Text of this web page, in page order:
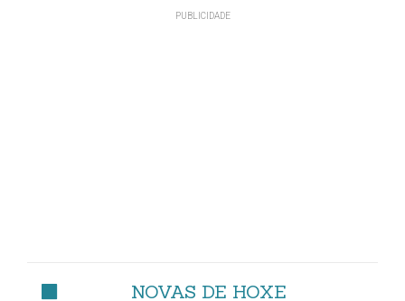
NOVAS DE HOXE